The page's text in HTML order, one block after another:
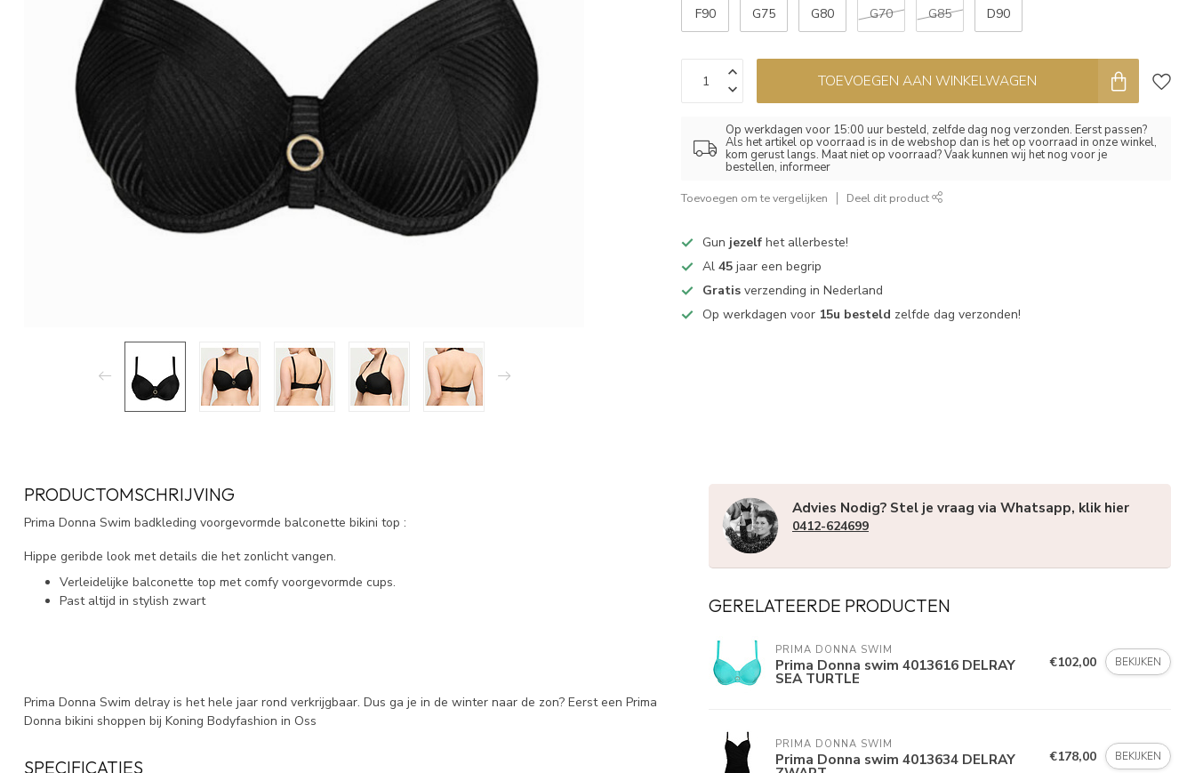
F90 G75 G80 G70 G85 D90
TOEVOEGEN AAN WINKELWAGEN
Op werkdagen voor 15:00 uur besteld, zelfde dag nog verzonden. Eerst passen?
Als het artikel op voorraad is in de webshop dan is het op voorraad in onze winkel,
kom gerust langs. Maat niet op voorraad? Vaak kunnen wij het nog voor je
bestellen, informeer
Toevoegen om te vergelijken Deel dit product
Gun jezelf het allerbeste!
Al45 jaar een begrip
Gratis verzending in Nederland
Op werkdagen voor 15u besteld zelfde dag verzonden!
PRODUCTOMSCHRIJVING
Prima Donna Swim badkleding voorgevormde balconette bikini top :
Hippe geribde look met details die het zonlicht vangen.
Verleidelijke balconette top met comfy voorgevormde cups.
Past altijd in stylish zwart
Prima Donna Swim delray is het hele jaar rond verkrijgbaar. Dus ga je in de winter naar de zon? Eerst een Prima
Donna bikini shoppen bij Koning Bodyfashion in Oss
SPECIFICATIES
Advies Nodig? Stel je vraag via Whatsapp, klik hier
0412-624699
GERELATEERDE PRODUCTEN
PRIMA DONNA SWIM
Prima Donna swim 4013616 DELRAY
SEA TURTLE
€102,00 BEKIJKEN
PRIMA DONNA SWIM
Prima Donna swim 4013634 DELRAY €178,00 BEKIJKEN